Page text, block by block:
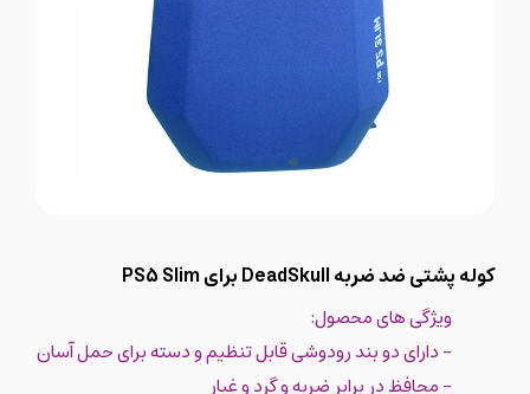
کوله پشتی ضد ضربه DeadSkull برای PS5 Slim
ویژگی های محصول:
- دارای دو بند رودوشی قابل تنظیم و دسته برای حمل آسان
- محافظ در برابر ضربه و گرد و غبار